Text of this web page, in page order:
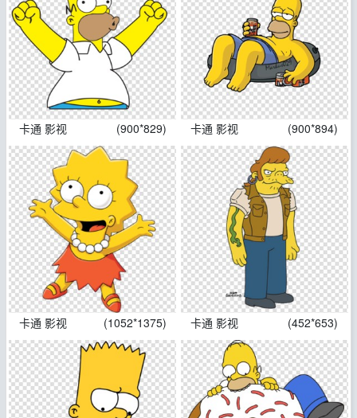
卡通 影视 (900*829) 卡通 影视 (900*894)
卡通 影视 (1052*1375) 卡通 影视 (452*653)